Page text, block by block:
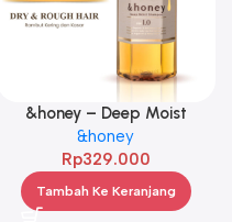
&honey – Deep Moist
Shampoo 1.0 440ml
&honey
Rp329.000
Tambah Ke Keranjang